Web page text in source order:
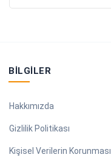
BILGILER
Hakkımızda
Gizlilik Politikası
Kişisel Verilerin Korunması